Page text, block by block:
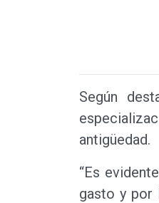
Según
antigüedad.
“Es
gasto y por